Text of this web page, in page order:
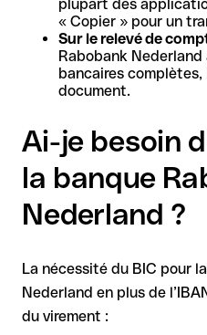
plupart des
« Copier » pour un
Sur le relevé de
Rabobank
bancaires
document.
Ai-je besoin
la banque
Nederland ?
La nécessité du BIC pour
Nederland en plus de
du virement :